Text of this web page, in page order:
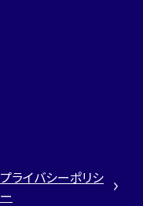
プライバシーポリシ
ー